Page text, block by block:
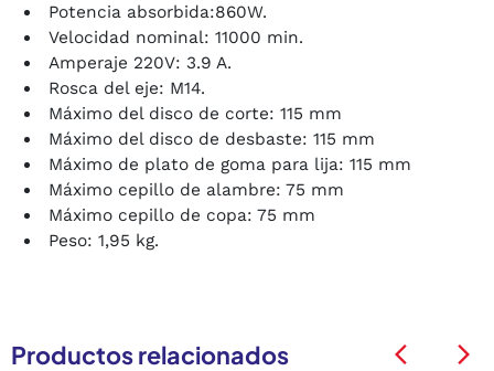
Potencia absorbida:860W.
Velocidad nominal: 11000 min.
Amperaje 220V: 3.9 A.
Rosca del eje: M14.
Máximo del disco de corte: 115 mm
Máximo del disco de desbaste: 115 mm
Máximo de plato de goma para lija: 115 mm
Máximo cepillo de alambre: 75 mm
Máximo cepillo de copa: 75 mm
Peso: 1,95 kg.
Productos relacionados arrow_back_ios arrow_back_ios